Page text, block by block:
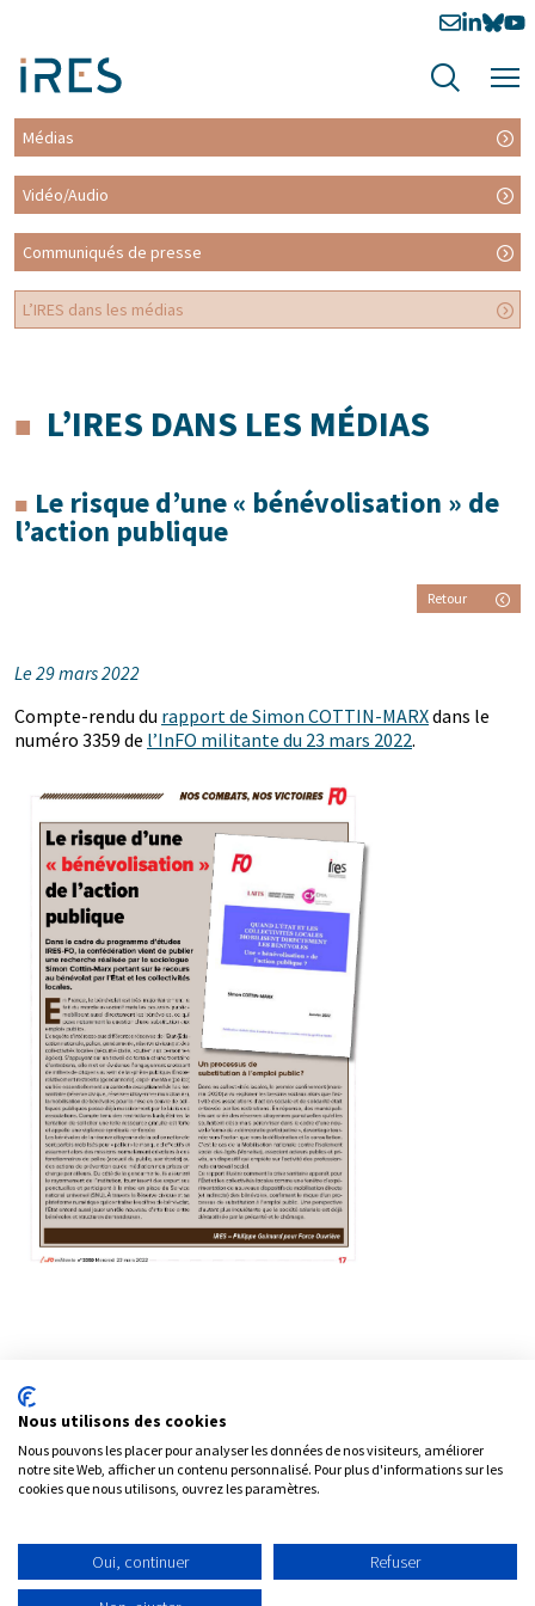
Médias
Vidéo/Audio
Communiqués de presse
L’IRES dans les médias
L’IRES DANS LES MÉDIAS
Le risque d’une « bénévolisation » de
l’action publique
Retour
Le 29 mars 2022
Compte-rendu du rapport de Simon COTTIN-MARXdans le
numéro 3359 de l’InFO militante du 23 mars 2022.
Partager
Nous utilisons des cookies
Nous pouvons les placer pour analyser les données de nos visiteurs, améliorer
notre site Web, afficher un contenu personnalisé. Pour plus d'informations sur les
cookies que nous utilisons, ouvrez les paramètres.
Oui, continuer Refuser